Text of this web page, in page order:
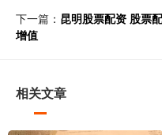
下一篇： 昆明股票配资 股票
增值
相关文章